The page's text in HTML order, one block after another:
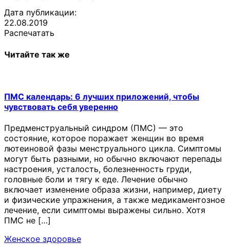
Дата публикации:
22.08.2019
Распечатать
Читайте так же
ПМС календарь: 6 лучших приложений, чтобы
чувствовать себя уверенно
Предменструальный синдром (ПМС) — это
состояние, которое поражает женщин во время
лютеиновой фазы менструального цикла. Симптомы
могут быть разными, но обычно включают перепады
настроения, усталость, болезненность груди,
головные боли и тягу к еде. Лечение обычно
включает изменение образа жизни, например, диету
и физические упражнения, а также медикаментозное
лечение, если симптомы выражены сильно. Хотя
ПМС не […]
Женское здоровье